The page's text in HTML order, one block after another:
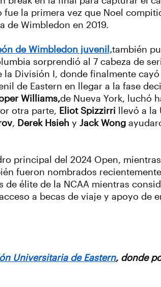
la primera vez que Noel
de Wimbledon en 2019.
de Wimbledon juvenil,también
sorprendió al 7 cabeza de
División I, donde finalmente
de Eastern en llegar a la fase
Williams,de Nueva York, luchó
otra parte, Eliot Spizzirri llevó a la
, Derek Hsieh y Jack Wong
principal del 2024 Open,
fueron nombrados
de élite de la NCAA mientras
a becas de viaje y apoyo de
Universitaria de Eastern, donde